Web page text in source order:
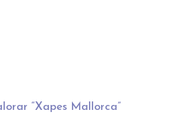
“Xapes Mallorca”